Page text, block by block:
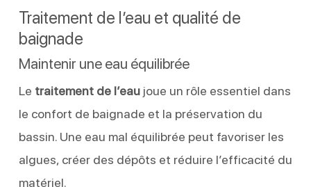
Traitement de l’eau et qualité de
baignade
Maintenir une eau équilibrée
Le traitement de l’eaujoue un rôle essentiel dans
le confort de baignade et la préservation du
bassin. Une eau mal équilibrée peut favoriser les
algues, créer des dépôts et réduire l’efficacité du
matériel.